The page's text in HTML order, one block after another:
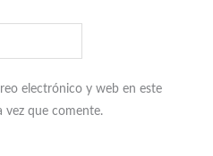
electrónico y web en este
vez que comente.